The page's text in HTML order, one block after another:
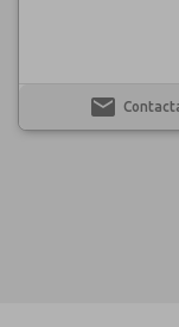
email